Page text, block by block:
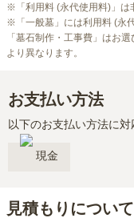
※「利用料 (永代使用料)」は
※「一般墓」には利用料 (永
「墓石制作・工事費」はお
より異なります。
お支払い方法
以下のお支払い方法に対
現金
見積もりについて